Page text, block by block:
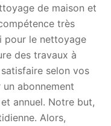
de maison et
très
pour le nettoyage
des travaux à
selon vos
abonnement
annuel. Notre but,
Alors,